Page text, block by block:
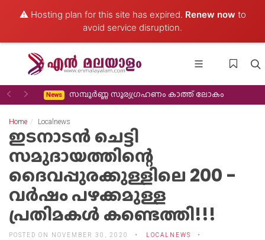
⚠️ Hosting plan for this site has expired. Renew now to
avoid service disruption.
Previous
NextNews സമ്പൂർണ്ണ സൂര്യഗ്രഹണം കാത്ത് ലോകം
Home Localnews
ഇടനാടൻ ചെട്ടി
സമുദായത്തിന്റെ
ദൈവപ്പുരക്കുള്ളിലെ 200 -
വർഷം പഴക്കമുള്ള
പ്രതിമകൾ കണ്ടെത്തി!!!
POSTED ON NOVEMBER 30, 2020
LOCALNEWS